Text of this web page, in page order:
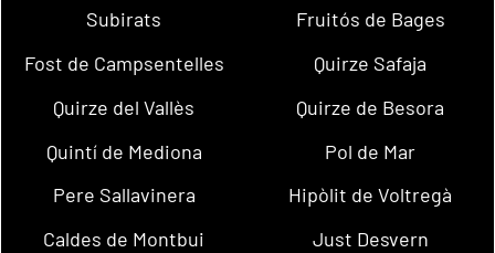
Subirats
Fruitós de Bages
Fost de Campsentelles
Quirze Safaja
Quirze del Vallès
Quirze de Besora
Quintí de Mediona
Pol de Mar
Pere Sallavinera
Hipòlit de Voltregà
Caldes de Montbui
Just Desvern